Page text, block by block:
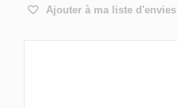
Ajouter à ma liste d'envies